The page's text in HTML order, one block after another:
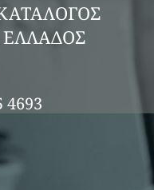
ΕΛΛΑΔΟΣ
4693